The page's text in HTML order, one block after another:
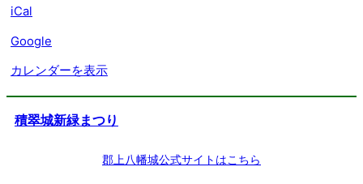
印
行・
金
の
名
刺
上
八
iCal
Google
カレンダーを表示
積翠城新緑まつり
郡上八幡城公式サイトはこちら